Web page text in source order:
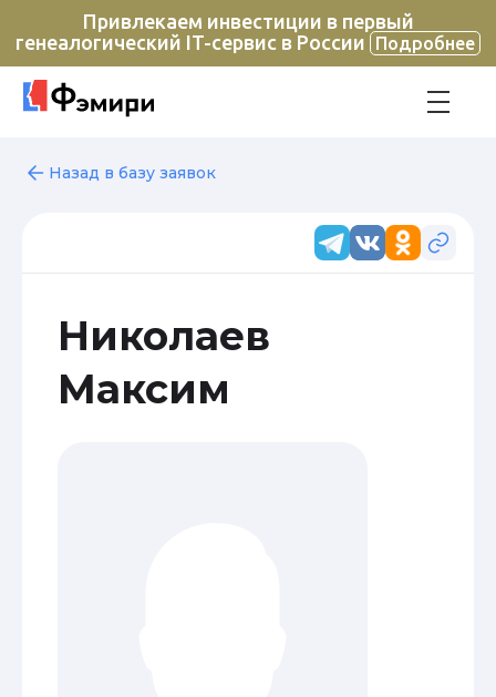
Привлекаем инвестиции в первый
генеалогический IT-сервис в России
Подробнее
Назад в базу заявок
Николаев
Максим